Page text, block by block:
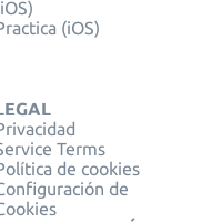
(iOS)
Terms
de cookies
de